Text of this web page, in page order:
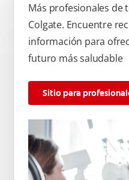
Más profesionales de
Colgate. Encuentre
información para
futuro más saludable
Sitio para